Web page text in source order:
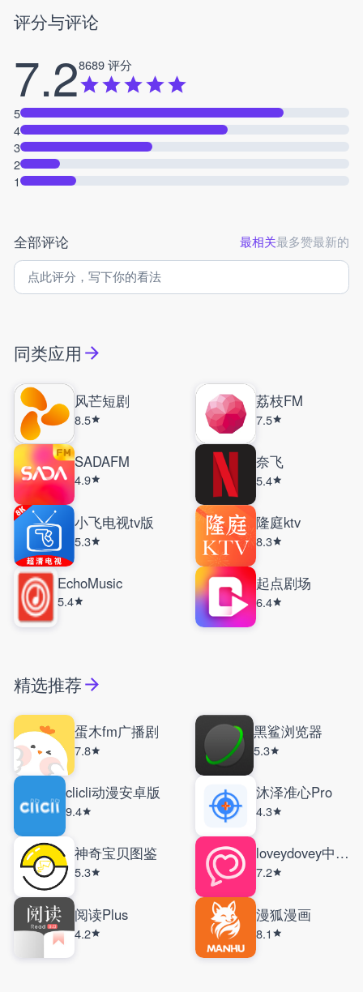
评分与评论
7.28689 评分
5
4
3
2
1
全部评论 最相关最多赞最新的
同类应用
风芒短剧
8.5
荔枝FM
7.5
SADAFM
4.9
奈飞
5.4
小飞电视tv版
5.3
隆庭ktv
8.3
EchoMusic
5.4
起点剧场
6.4
精选推荐
蛋木fm广播剧
7.8
黑鲨浏览器
5.3
clicli动漫安卓版
9.4
沐泽准心Pro
4.3
神奇宝贝图鉴
5.3
loveydovey中文版
7.2
阅读Plus
4.2
漫狐漫画
8.1